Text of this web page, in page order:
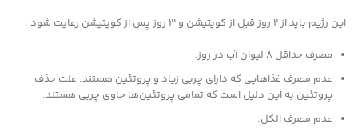
این رژیم باید از 2 روز قبل از کویتیشن و 3 روز پس از کویتیشن رعایت شود :
مصرف حداقل 8 لیوان آب در روز.
عدم مصرف غذاهایی که دارای چربی زیاد و پروتئین هستند. علت حذف
پروتئین به این دلیل است که تمامی پروتئین‌ها حاوی چربی هستند.
عدم مصرف الکل.